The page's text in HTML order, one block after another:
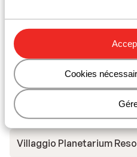
Cookies
Autres
Adriatique
Green Village Eco Resort
Green Village Eco Resort
Villaggio Planetarium